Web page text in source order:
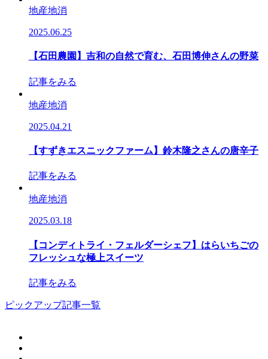
地産地消
2025.06.25
【石田農園】吉和の自然で育む、石田博伸さんの野菜
記事をみる
地産地消
2025.04.21
【すずきエスニックファーム】鈴木隆之さんの唐辛子
記事をみる
地産地消
2025.03.18
【コンディトライ・フェルダーシェフ】はらいちごの
フレッシュな極上スイーツ
記事をみる
ピックアップ記事一覧